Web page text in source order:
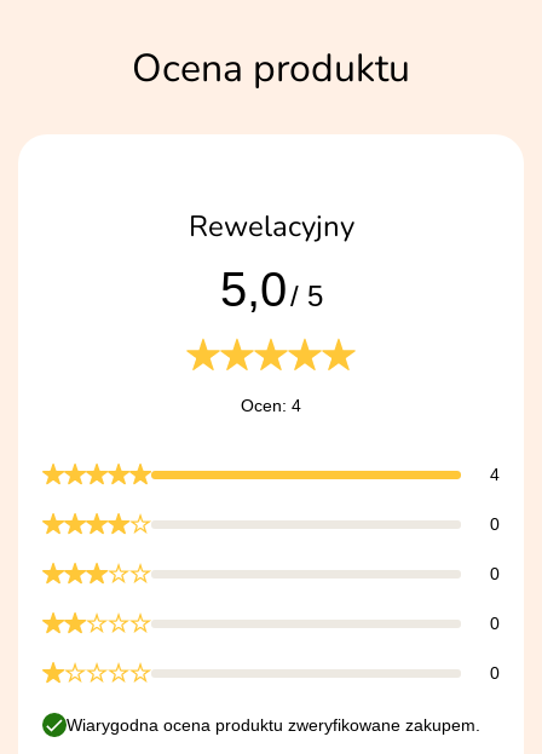
Ocena produktu
Rewelacyjny
5,0/ 5
Ocen: 4
4
0
0
0
0
Wiarygodna ocena produktu zweryfikowane zakupem.